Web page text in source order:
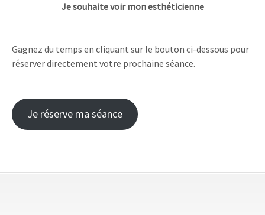
Je souhaite voir mon esthéticienne
Gagnez du temps en cliquant sur le bouton ci-dessous pour
réserver directement votre prochaine séance.
Je réserve ma séance